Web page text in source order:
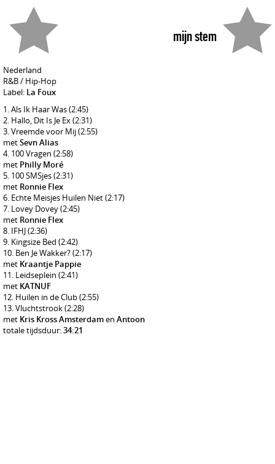
mijn stem
Nederland
R&B / Hip-Hop
Label: La Foux
Als Ik Haar Was(2:45)
Hallo, Dit Is Je Ex(2:31)
Vreemde voor Mij(2:55)
metSevn Alias
100 Vragen (2:58)
met Philly Moré
100 SMSjes(2:31)
met Ronnie Flex
Echte Meisjes Huilen Niet(2:17)
Lovey Dovey(2:45)
met Ronnie Flex
IFHJ(2:36)
Kingsize Bed (2:42)
Ben Je Wakker?(2:17)
met Kraantje Pappie
Leidseplein (2:41)
met KATNUF
Huilen in de Club(2:55)
Vluchtstrook(2:28)
met Kris Kross Amsterdamen Antoon
totale tijdsduur:34:21